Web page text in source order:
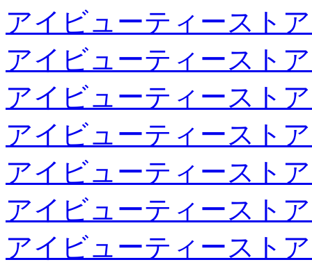
アイビューティースト
アイビューティースト
アイビューティースト
アイビューティースト
アイビューティースト
アイビューティースト
アイビューティースト